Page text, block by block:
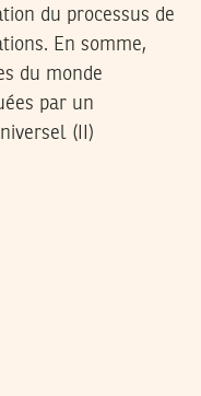
du processus de
En somme,
du monde
par un
(II)